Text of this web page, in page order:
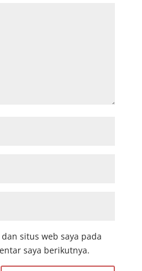
situs web saya pada
saya berikutnya.